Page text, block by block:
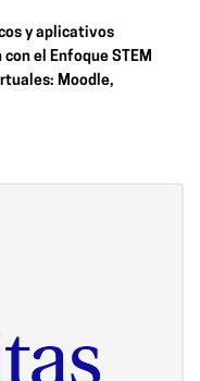
y aplicativos
el Enfoque STEM
Moodle,